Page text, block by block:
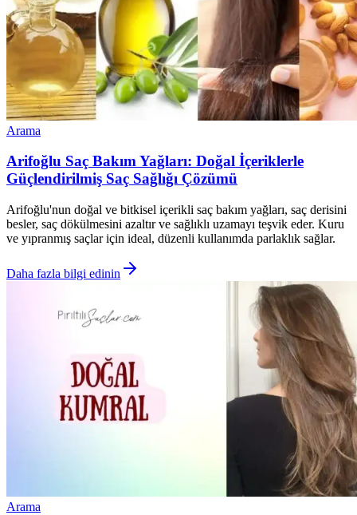
Arama
Arifoğlu Saç Bakım Yağları: Doğal İçeriklerle
Güçlendirilmiş Saç Sağlığı Çözümü
Arifoğlu'nun doğal ve bitkisel içerikli saç bakım yağları, saç derisini
besler, saç dökülmesini azaltır ve sağlıklı uzamayı teşvik eder. Kuru
ve yıpranmış saçlar için ideal, düzenli kullanımda parlaklık sağlar.
Daha fazla bilgi edinin
Arama